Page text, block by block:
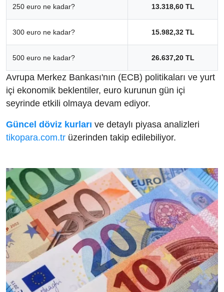
250 euro ne kadar? 13.318,60 TL
300 euro ne kadar? 15.982,32 TL
500 euro ne kadar? 26.637,20 TL
Avrupa Merkez Bankası'nın (ECB) politikaları ve yurt
içi ekonomik beklentiler, euro kurunun gün içi
seyrinde etkili olmaya devam ediyor.
Güncel döviz kurları ve detaylı piyasa analizleri
tikopara.com.tr üzerinden takip edilebiliyor.